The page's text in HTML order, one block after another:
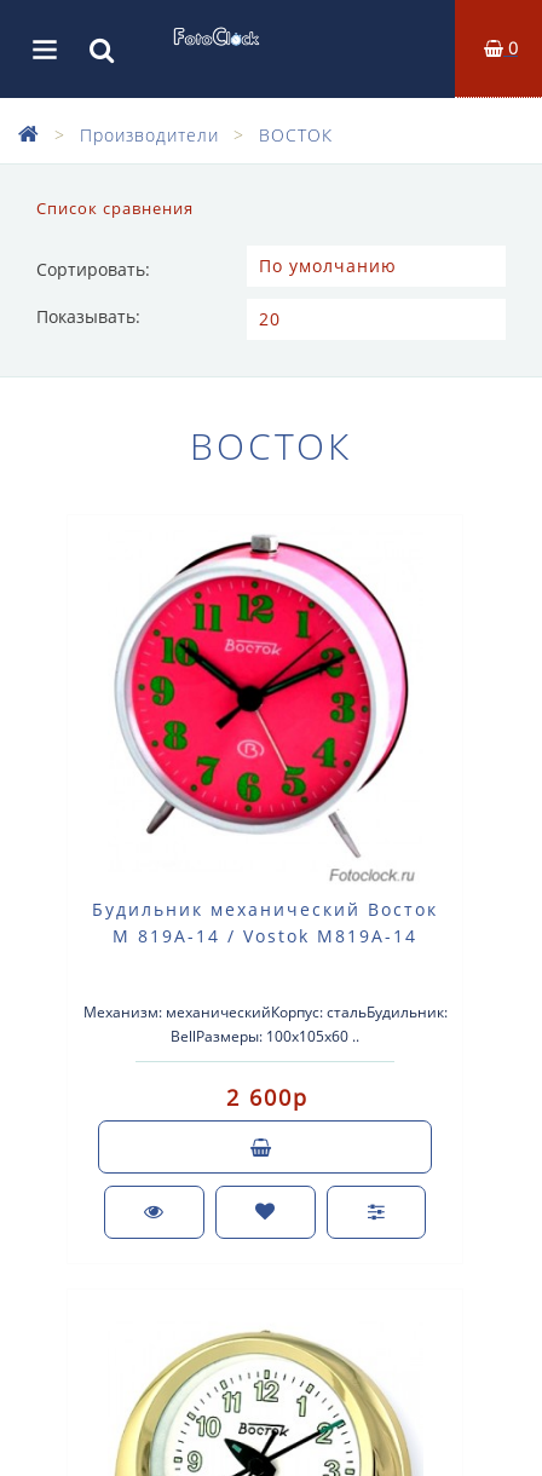
0
Производители ВОСТОК
Список сравнения
Сортировать:
Показывать:
ВОСТОК
Будильник механический Восток
М 819А-14 / Vostok M819A-14
Механизм: механическийКорпус: стальБудильник:
BellРазмеры: 100х105х60 ..
2 600р